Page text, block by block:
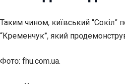
Таким чином, київський “Сокіл”
“Кременчук”, який
Фото: fhu.com.ua.